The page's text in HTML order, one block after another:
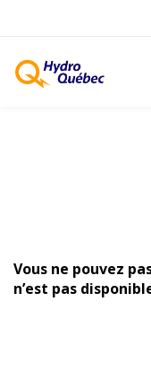
Vous ne pouvez
n’est pas